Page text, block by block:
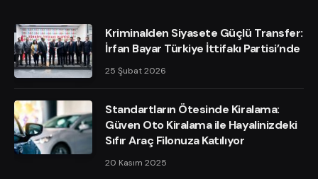
Kriminalden Siyasete Güçlü Transfer:
İrfan Bayar Türkiye İttifakı Partisi’nde
25 Şubat 2026
Standartların Ötesinde Kiralama:
Güven Oto Kiralama ile Hayalinizdeki
Sıfır Araç Filonuza Katılıyor
20 Kasım 2025